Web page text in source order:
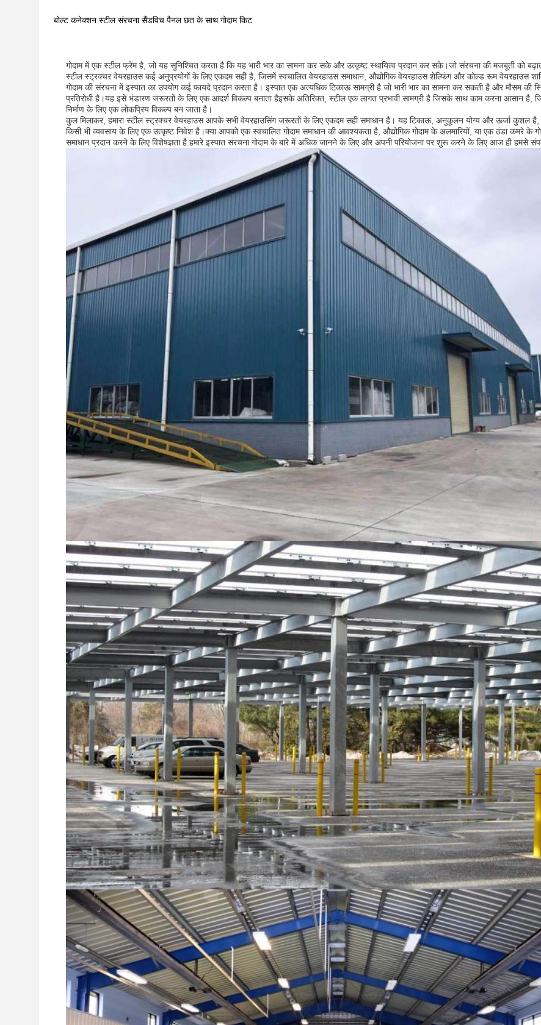
बोल्ट कनेक्शन स्टील संरचना सैंडविच पैनल छत के साथ गोदाम किट
गोदाम में एक स्टील फ्रेम है, जो यह सुनिश्चित करता है कि यह भारी भार का सामना कर सके और उत्कृष्ट स्थायित्व प्रदान कर सके।जो संरचना की मजबूती को
स्टील स्ट्रक्चर वेयरहाउस कई अनुप्रयोगों के लिए एकदम सही है, जिसमें स्वचालित वेयरहाउस समाधान, औद्योगिक वेयरहाउस शेल्फिंग और कोल्ड रूम वेयरहाउस
गोदाम की संरचना में इस्पात का उपयोग कई फायदे प्रदान करता है। इस्पात एक अत्यधिक टिकाऊ सामग्री है जो भारी भार का सामना कर सकती है और मौसम की
प्रतिरोधी है।यह इसे भंडारण जरूरतों के लिए एक आदर्श विकल्प बनाता हैइसके अतिरिक्त, स्टील एक लागत प्रभावी सामग्री है जिसके साथ काम करना आसान है,
निर्माण के लिए एक लोकप्रिय विकल्प बन जाता है।
कुल मिलाकर, हमारा स्टील स्ट्रक्चर वेयरहाउस आपके सभी वेयरहाउसिंग जरूरतों के लिए एकदम सही समाधान है। यह टिकाऊ, अनुकूलन योग्य और ऊर्जा कुशल
किसी भी व्यवसाय के लिए एक उत्कृष्ट निवेश है।क्या आपको एक स्वचालित गोदाम समाधान की आवश्यकता है, औद्योगिक गोदाम के अलमारियों, या एक ठंडा कमरे के
समाधान प्रदान करने के लिए विशेषज्ञता है.हमारे इस्पात संरचना गोदाम के बारे में अधिक जानने के लिए और अपनी परियोजना पर शुरू करने के लिए आज ही हमसे